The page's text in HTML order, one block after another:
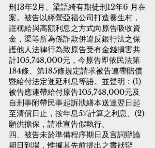
刑13年2月、梁語綺有期徒刑12年6 月在
案。被告以經營亞福公司打造養生村，
誆稱給與高額利息之方式向原告吸收資
金，渠等所為係詐欺併違反銀行法之保
護他人法律行為致原告受有金錢損害共
計105,748,000元，今原告即依民法第
184條、第185條規定請求被告連帶賠償
暨給付法定遲延利息等語。並聲明：(1)
被告應連帶給付原告105,748,000元及
自刑事附帶民事起訴狀繕本送達翌日起
至清償日止，按年息5%計算之利息、(2)
願供擔保，請准宣告假執行。
四、被告未於準備程序期日及言詞辯論
期日到場，惟據其先前提出之書狀辯